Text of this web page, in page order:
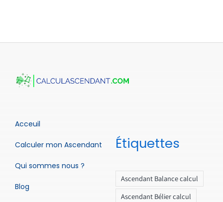
Acceuil
Calculer mon Ascendant
Qui sommes nous ?
Blog
Étiquettes
Ascendant Balance calcul
Ascendant Bélier calcul